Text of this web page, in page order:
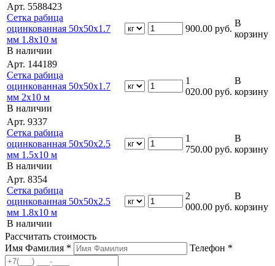
Арт. 5588423
Сетка рабица
оцинкованная 50х50х1.7
мм 1.8х10 м
В наличии
900.00 руб.
В
корзину
Арт. 144189
Сетка рабица
оцинкованная 50х50х1.7
мм 2х10 м
В наличии
1
020.00 руб.
В
корзину
Арт. 9337
Сетка рабица
оцинкованная 50х50х2.5
мм 1.5х10 м
В наличии
1
750.00 руб.
В
корзину
Арт. 8354
Сетка рабица
оцинкованная 50х50х2.5
мм 1.8х10 м
В наличии
2
000.00 руб.
В
корзину
Рассчитать стоимость
Имя Фамилия *
Телефон *